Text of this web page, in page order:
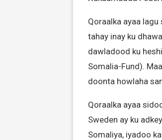
Qoraalka ayaa
tahay inay ku
dawladood ku
Somalia-Fund).
doonta howlaha
Qoraalka ayaa
Sweden ay ku
Somaliya, iyadoo